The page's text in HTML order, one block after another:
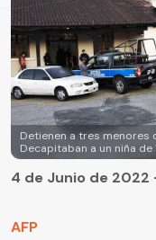
Detienen a tres menores
Decapitaban a un niña de
AFP
4 de Junio de 2022